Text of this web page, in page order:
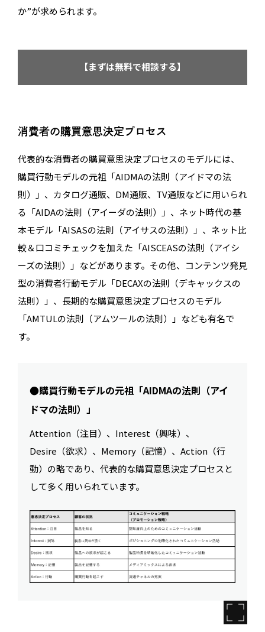
か”が求められます。
【まずは無料で相談する】
消費者の購買意思決定プロセス
代表的な消費者の購買意思決定プロセスのモデルには、
購買行動モデルの元祖「AIDMAの法則（アイドマの法
則）」、カタログ通販、DM通販、TV通販などに用いられ
る「AIDAの法則（アイーダの法則）」、ネット時代の基
本モデル「AISASの法則（アイサスの法則）」、ネット比
較＆口コミチェックを加えた「AISCEASの法則（アイシ
ーズの法則）」などがあります。その他、コンテンツ発見
型の消費者行動モデル「DECAXの法則（デキャックスの
法則）」、長期的な購買意思決定プロセスのモデル
「AMTULの法則（アムツールの法則）」なども有名で
す。
●購買行動モデルの元祖「AIDMAの法則（アイ
ドマの法則）」
Attention（注目）、Interest（興味）、
Desire（欲求）、Memory（記憶）、Action（行
動）の略であり、代表的な購買意思決定プロセスと
して多く用いられています。